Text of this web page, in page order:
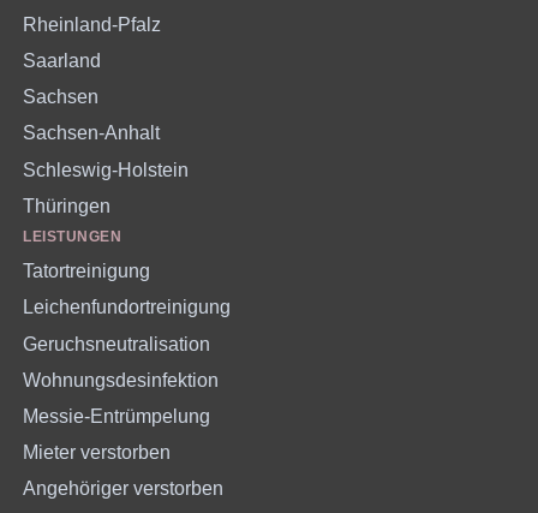
Rheinland-Pfalz
Saarland
Sachsen
Sachsen-Anhalt
Schleswig-Holstein
Thüringen
LEISTUNGEN
Tatortreinigung
Leichenfundortreinigung
Geruchsneutralisation
Wohnungsdesinfektion
Messie-Entrümpelung
Mieter verstorben
Angehöriger verstorben